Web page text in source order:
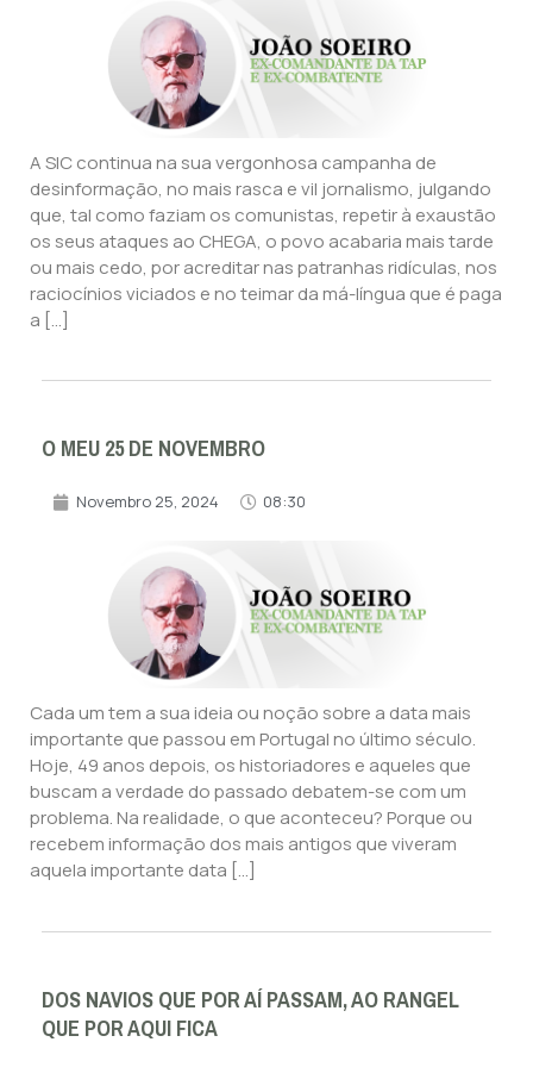
A SIC continua na sua vergonhosa campanha de
desinformação, no mais rasca e vil jornalismo, julgando
que, tal como faziam os comunistas, repetir à exaustão
os seus ataques ao CHEGA, o povo acabaria mais tarde
ou mais cedo, por acreditar nas patranhas ridículas, nos
raciocínios viciados e no teimar da má-língua que é paga
a […]
O MEU 25 DE NOVEMBRO
Novembro 25, 2024 08:30
Cada um tem a sua ideia ou noção sobre a data mais
importante que passou em Portugal no último século.
Hoje, 49 anos depois, os historiadores e aqueles que
buscam a verdade do passado debatem-se com um
problema. Na realidade, o que aconteceu? Porque ou
recebem informação dos mais antigos que viveram
aquela importante data […]
DOS NAVIOS QUE POR AÍ PASSAM, AO RANGEL
QUE POR AQUI FICA